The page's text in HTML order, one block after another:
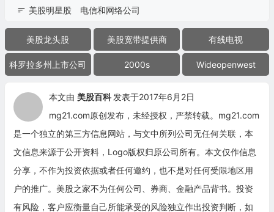
美股明星股 电信和网络公司
美股龙头股 美股宽带提供商 有线电视
科罗拉多州上市公司 2000s Wideopenwest
本文由 美股百科 发表于2017年6月2日
mg21.com原创发布，未经授权，严禁转载。mg21.com
是一个独立的第三方信息网站，与文中所列公司无任何关联，本
文信息来源于公开资料，Logo版权归原公司所有。本文仅作信息
分享，不作为投资依据或者任何邀约，也不是对任何受限地区用
户的推广。美股之家不为任何公司、券商、金融产品背书。投资
有风险，客户应衡量自己所能承受的风险独立作出投资判断，如